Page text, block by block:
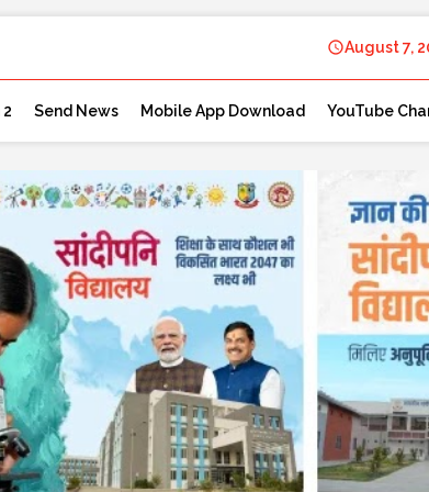
August 7,
Send News Mobile App Download YouTube